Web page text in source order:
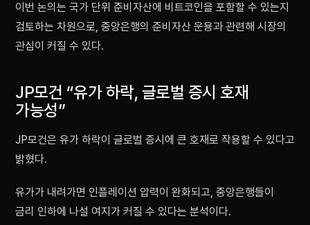
이번 논의는 국가 단위 준비자산에 비트코인을 포함할 수 있는지
검토하는 차원으로, 중앙은행의 준비자산 운용과 관련해 시장의
관심이 커질 수 있다.
JP모건 “유가 하락, 글로벌 증시 호재
가능성”
JP모건은 유가 하락이 글로벌 증시에 큰 호재로 작용할 수 있다고
밝혔다.
유가가 내려가면 인플레이션 압력이 완화되고, 중앙은행들이
금리 인하에 나설 여지가 커질 수 있다는 분석이다.